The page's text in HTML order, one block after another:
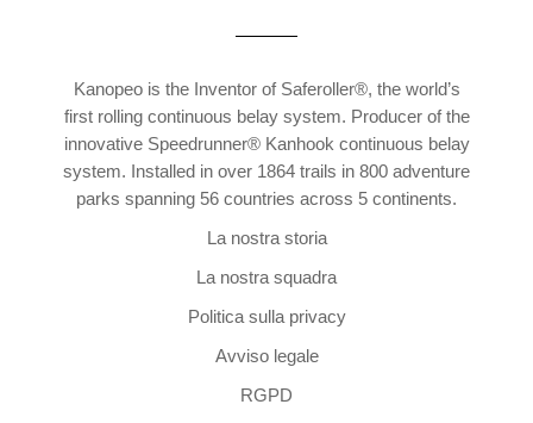
Kanopeo is the Inventor of Saferoller®, the world’s
first rolling continuous belay system. Producer of the
innovative Speedrunner® Kanhook continuous belay
system. Installed in over 1864 trails in 800 adventure
parks spanning 56 countries across 5 continents.
La nostra storia
La nostra squadra
Politica sulla privacy
Avviso legale
RGPD